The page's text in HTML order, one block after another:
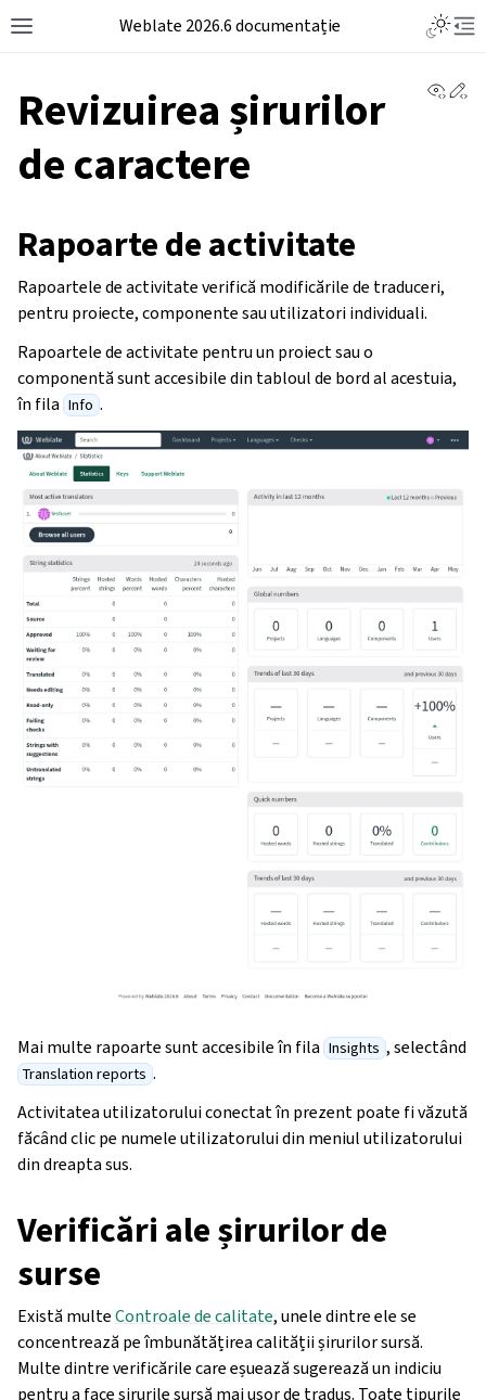
Weblate 2026.6 documentație
Revizuirea șirurilor
de caractere
Rapoarte de activitate
Rapoartele de activitate verifică modificările de traduceri,
pentru proiecte, componente sau utilizatori individuali.
Rapoartele de activitate pentru un proiect sau o
componentă sunt accesibile din tabloul de bord al acestuia,
în fila Info .
Mai multe rapoarte sunt accesibile în fila Insights , selectând
Translation reports .
Activitatea utilizatorului conectat în prezent poate fi văzută
făcând clic pe numele utilizatorului din meniul utilizatorului
din dreapta sus.
Verificări ale șirurilor de
surse
Există multeControale de calitate, unele dintre ele se
concentrează pe îmbunătățirea calității șirurilor sursă.
Multe dintre verificările care eșuează sugerează un indiciu
pentru a face șirurile sursă mai ușor de tradus. Toate tipurile